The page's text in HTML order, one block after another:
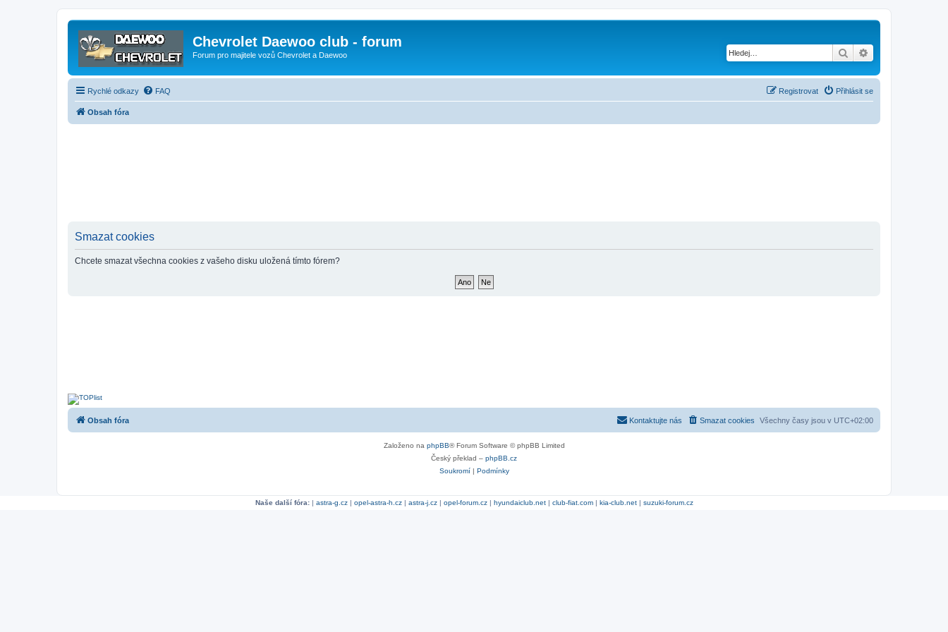
Chevrolet Daewoo club - forum
Forum pro majitele vozů Chevrolet a Daewoo Hledat
Rychlé odkazy FAQ Přihlásit se
Registrovat
Obsah fóra
Smazat cookies
Chcete smazat všechna cookies z vašeho disku uložená tímto fórem?
Obsah fóra Všechny časy jsou v UTC+02:00
Smazat cookies
Kontaktujte nás
Založeno na phpBB® Forum Software © phpBB Limited
Český překlad – phpBB.cz
Soukromí| Podmínky
Naše další fóra:| astra-g.cz| opel-astra-h.cz| astra-j.cz| opel-forum.cz| hyundaiclub.net| club-fiat.com| kia-club.net| suzuki-forum.cz